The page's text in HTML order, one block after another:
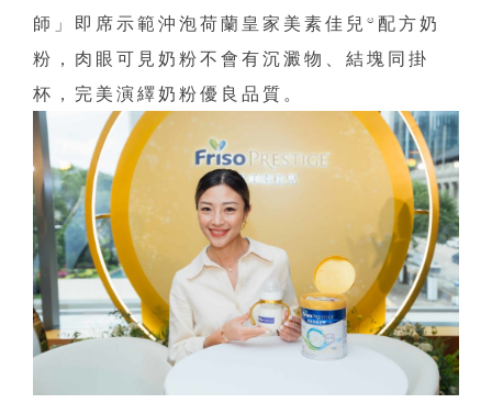
師」即席示範沖泡荷蘭皇家美素佳兒®配方奶
粉，肉眼可見奶粉不會有沉澱物、結塊同掛
杯，完美演繹奶粉優良品質。